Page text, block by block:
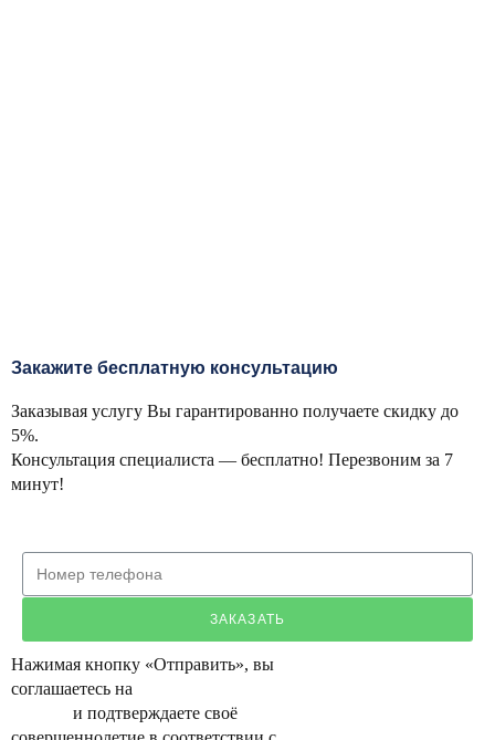
Закажите бесплатную консультацию
Заказывая услугу Вы гарантированно получаете скидку до
5%.
Консультация специалиста — бесплатно! Перезвоним за 7
минут!
ЗАКАЗАТЬ
Нажимая кнопку «Отправить», вы
соглашаетесь на
и подтверждаете своё